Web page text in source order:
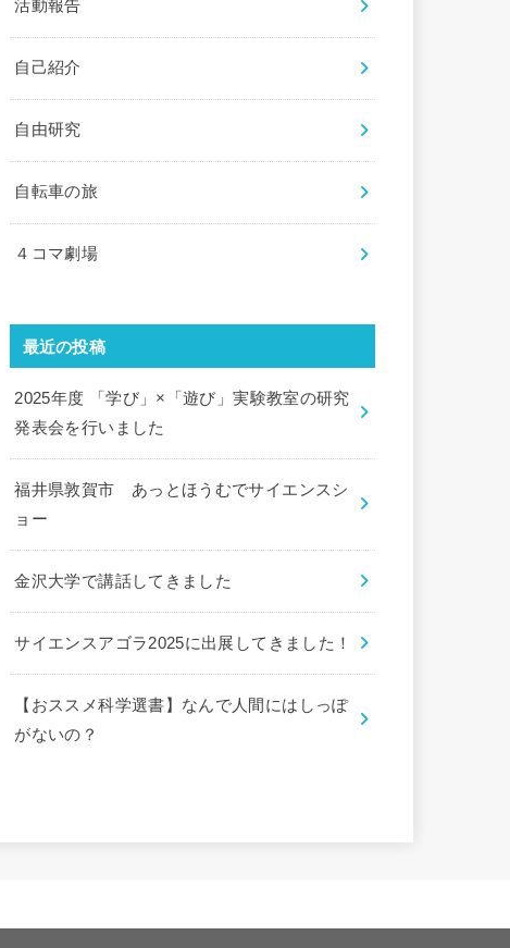
活動報告
自己紹介
自由研究
自転車の旅
４コマ劇場
最近の投稿
2025年度 「学び」×「遊び」実験教室の研究
発表会を行いました
福井県敦賀市 あっとほうむでサイエンスシ
ョー
金沢大学で講話してきました
サイエンスアゴラ2025に出展してきました！
【おススメ科学選書】なんで人間にはしっぽ
がないの？